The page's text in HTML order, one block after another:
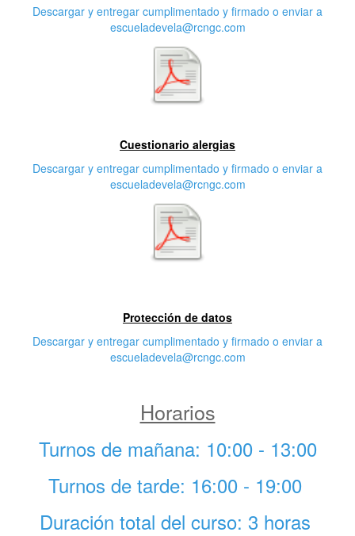
Descargar y entregar cumplimentado y firmado o enviar a
escueladevela@rcngc.com
Cuestionario alergias
Descargar y entregar cumplimentado y firmado o enviar a
escueladevela@rcngc.com
Protección de datos
Descargar y entregar cumplimentado y firmado o enviar a
escueladevela@rcngc.com
Horarios
Turnos de mañana: 10:00 - 13:00
Turnos de tarde: 16:00 - 19:00
Duración total del curso: 3 horas